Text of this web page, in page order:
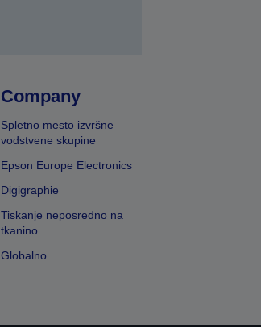
Company
Spletno mesto izvršne
vodstvene skupine
Epson Europe Electronics
Digigraphie
Tiskanje neposredno na
tkanino
Globalno